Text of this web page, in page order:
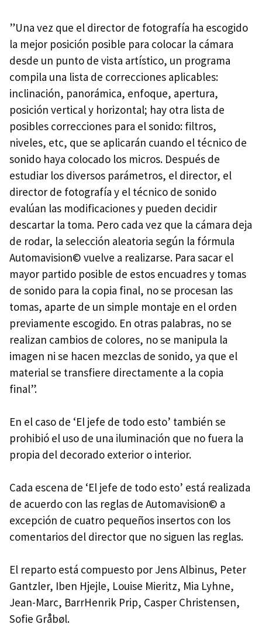
”Una vez que el director de fotografía ha escogido
la mejor posición posible para colocar la cámara
desde un punto de vista artístico, un programa
compila una lista de correcciones aplicables:
inclinación, panorámica, enfoque, apertura,
posición vertical y horizontal; hay otra lista de
posibles correcciones para el sonido: filtros,
niveles, etc, que se aplicarán cuando el técnico de
sonido haya colocado los micros. Después de
estudiar los diversos parámetros, el director, el
director de fotografía y el técnico de sonido
evalúan las modificaciones y pueden decidir
descartar la toma. Pero cada vez que la cámara deja
de rodar, la selección aleatoria según la fórmula
Automavision© vuelve a realizarse. Para sacar el
mayor partido posible de estos encuadres y tomas
de sonido para la copia final, no se procesan las
tomas, aparte de un simple montaje en el orden
previamente escogido. En otras palabras, no se
realizan cambios de colores, no se manipula la
imagen ni se hacen mezclas de sonido, ya que el
material se transfiere directamente a la copia
final”.
En el caso de ‘El jefe de todo esto’ también se
prohibió el uso de una iluminación que no fuera la
propia del decorado exterior o interior.
Cada escena de ‘El jefe de todo esto’ está realizada
de acuerdo con las reglas de Automavision© a
excepción de cuatro pequeños insertos con los
comentarios del director que no siguen las reglas.
El reparto está compuesto por Jens Albinus, Peter
Gantzler, Iben Hjejle, Louise Mieritz, Mia Lyhne,
Jean-Marc, BarrHenrik Prip, Casper Christensen,
Sofie Gråbøl.